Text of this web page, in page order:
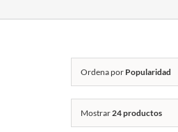
Ordena por Popularidad
Mostrar24 productos